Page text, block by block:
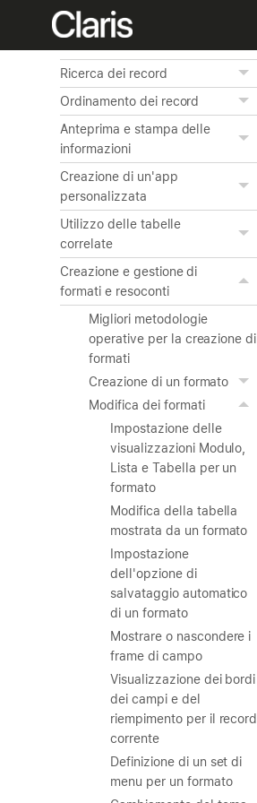
Aggiunta e visualizzazione
Ricerca dei record
Ordinamento dei record
Anteprima e stampa delle
informazioni
Creazione di un'app
personalizzata
Utilizzo delle tabelle
correlate
Creazione e gestione di
formati e resoconti
Migliori metodologie
operative per la creazione di
formati
Creazione di un formato
Modifica dei formati
Impostazione delle
visualizzazioni Modulo,
Lista e Tabella per un
formato
Modifica della tabella
mostrata da un formato
Impostazione
dell'opzione di
salvataggio automatico
di un formato
Mostrare o nascondere i
frame di campo
Visualizzazione dei bordi
dei campi e del
riempimento per il record
corrente
Definizione di un set di
menu per un formato